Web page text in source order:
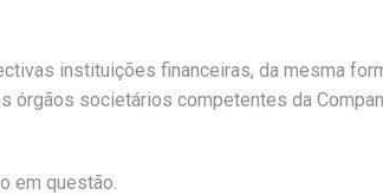
instituições financeiras, da mesma
órgãos societários competentes da
em questão.